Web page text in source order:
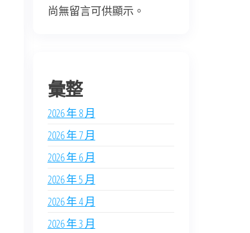
尚無留言可供顯示。
彙整
2026 年 8 月
2026 年 7 月
2026 年 6 月
2026 年 5 月
2026 年 4 月
2026 年 3 月